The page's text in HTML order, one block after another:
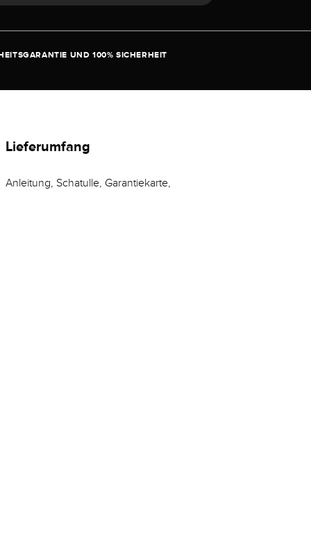
UND 100% SICHERHEIT
Lieferumfang
Anleitung, Schatulle, Garantiekarte,